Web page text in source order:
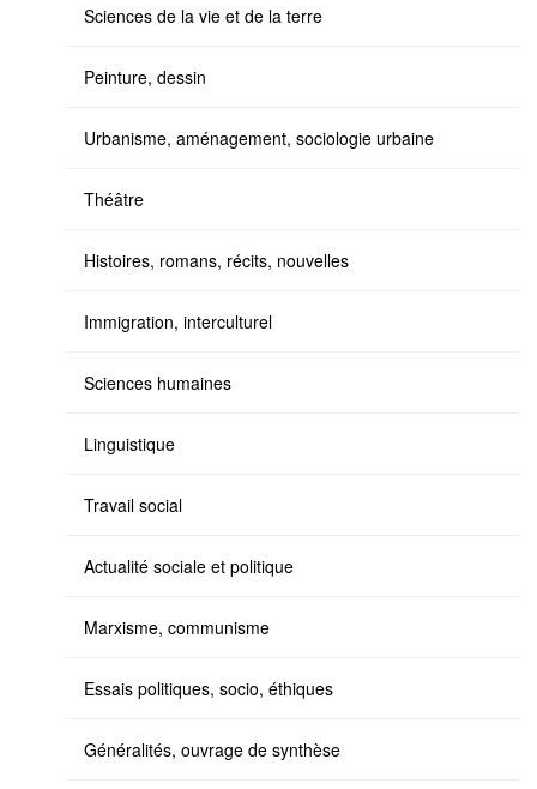
Sciences de la vie et de la terre
Peinture, dessin
Urbanisme, aménagement, sociologie urbaine
Théâtre
Histoires, romans, récits, nouvelles
Immigration, interculturel
Sciences humaines
Linguistique
Travail social
Actualité sociale et politique
Marxisme, communisme
Essais politiques, socio, éthiques
Généralités, ouvrage de synthèse